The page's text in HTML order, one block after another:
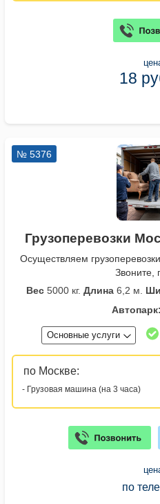
18
№ 5376
Грузоперевозки
Осуществляем
Звоните,
Вес 5000 кг. Длина 6,2 м.
Автопарк:
Основные услуги
по Москве:
- Грузовая машина (на 3 часа)
по